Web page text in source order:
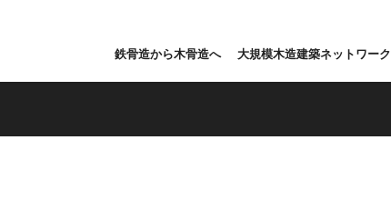
鉄骨造から木骨造へ 大規模木造建築ネットワーク